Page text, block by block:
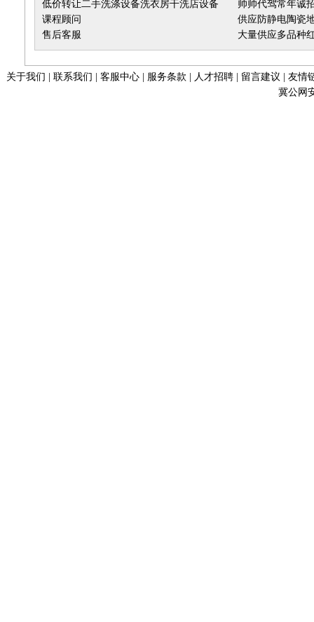
床回收石家庄实
低价转让二手洗涤设备洗衣房干洗店设备
帅帅代驾常年诚
课程顾问
供应防静电陶瓷
售后客服
大量供应多品种
关于我们 联系我们 客服中心| 服务条款 人才招聘| 留言建议
友情
冀公网